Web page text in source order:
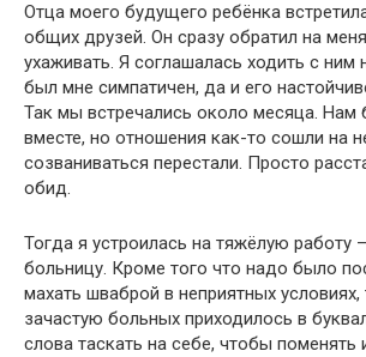
Отца моего будущего ребёнка
общих друзей. Он сразу обратил на
ухаживать. Я соглашалась ходить с ним
был мне симпатичен, да и его
Так мы встречались около месяца.
вместе, но отношения как-то сошли на
созваниваться перестали. Просто
обид.
Тогда я устроилась на тяжёлую работу
больницу. Кроме того что надо было
махать шваброй в неприятных
зачастую больных приходилось в
слова таскать на себе, чтобы поменять